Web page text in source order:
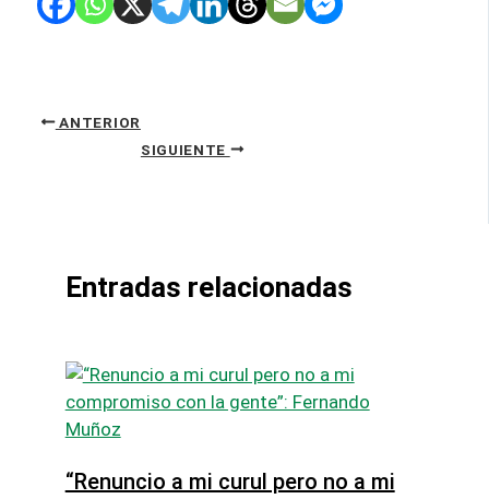
ANTERIOR
SIGUIENTE
Entradas relacionadas
“Renuncio a mi curul pero no a mi